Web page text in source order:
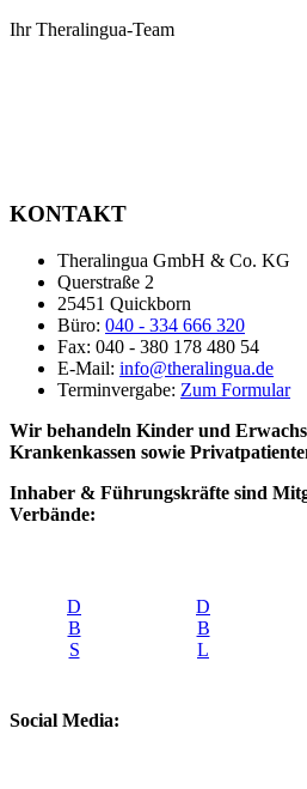
Ihr Theralingua-Team
KONTAKT
Theralingua GmbH & Co. KG
Querstraße 2
25451 Quickborn
Büro: 040 - 334 666 320
Fax: 040 - 380 178 480 54
E-Mail: info@theralingua.de
Terminvergabe: Zum Formular
Wir behandeln Kinder und
Krankenkassen sowie
Inhaber & Führungskräfte sind
Verbände:
D
B
S
D
B
L
Social Media: